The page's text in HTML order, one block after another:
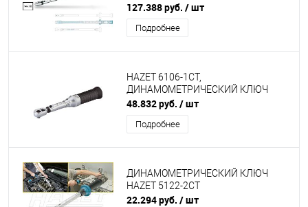
127.388 руб. / шт
Подробнее
HAZET 6106-1CT,
ДИНАМОМЕТРИЧЕСКИЙ КЛЮЧ
48.832 руб. / шт
Подробнее
ДИНАМОМЕТРИЧЕСКИЙ КЛЮЧ
HAZET 5122-2CT
22.294 руб. / шт